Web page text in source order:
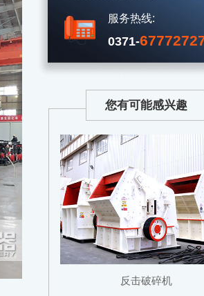
服务热线:
0371-
您有可能感兴趣
反击破碎机